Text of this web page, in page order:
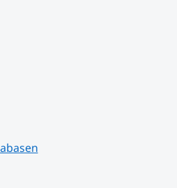
webbplats.